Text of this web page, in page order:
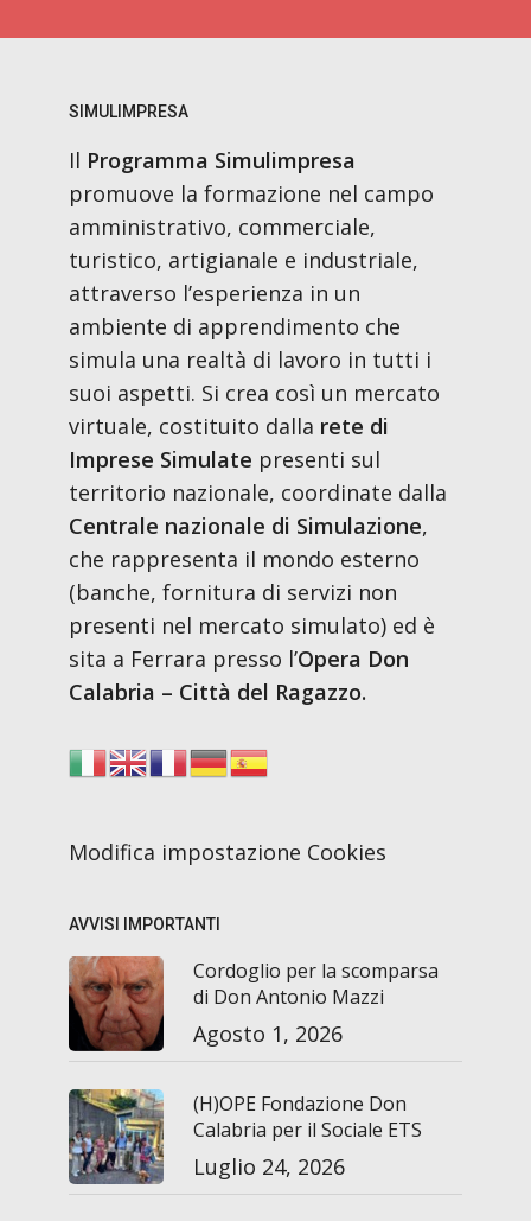
SIMULIMPRESA
Il Programma Simulimpresa
promuove la formazione nel campo
amministrativo, commerciale,
turistico, artigianale e industriale,
attraverso l’esperienza in un
ambiente di apprendimento che
simula una realtà di lavoro in tutti i
suoi aspetti. Si crea così un mercato
virtuale, costituito dalla rete di
Imprese Simulate presenti sul
territorio nazionale, coordinate dalla
Centrale nazionale di Simulazione,
che rappresenta il mondo esterno
(banche, fornitura di servizi non
presenti nel mercato simulato) ed è
sita a Ferrara presso l’Opera Don
Calabria – Città del Ragazzo.
Modifica impostazione Cookies
AVVISI IMPORTANTI
Cordoglio per la scomparsa
di Don Antonio Mazzi
Agosto 1, 2026
(H)OPE Fondazione Don
Calabria per il Sociale ETS
Luglio 24, 2026